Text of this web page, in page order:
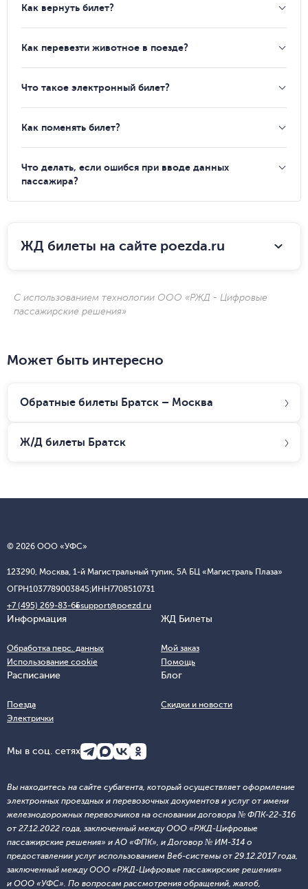
Как вернуть билет?
Как перевезти животное в поезде?
Что такое электронный билет?
Как поменять билет?
Что делать, если ошибся при вводе данных
пассажира?
ЖД билеты на сайте poezda.ru
С использованием технологии ООО «РЖД - Цифровые
пассажирские решения»
Может быть интересно
Обратные билеты Братск – Москва
Ж/Д билеты Братск
© 2026 ООО «УФС»
123290, Москва, 1-й Магистральный тупик, 5А БЦ «Магистраль Плаза»
ОГРН1037789003845;ИНН7708510731
+7 (495) 269-83-65support@poezd.ru
Информация
Обработка перс. данных
Использование cookie
ЖД Билеты
Мой заказ
Помощь
Расписание
Поезда
Электрички
Блог
Скидки и новости
Мы в соц. сетях
Вы находитесь на сайте субагента, который осуществляет оформление
электронных проездных и перевозочных документов и услуг от имени
железнодорожных перевозчиков на основании договора № ФПК-22-316
от 27.12.2022 года, заключенный между ООО «РЖД-Цифровые
пассажирские решения» и АО «ФПК», и Договор № ИМ-314 о
предоставлении услуг использованием Веб-системы от 29.12.2017 года,
заключенный между ООО «РЖД-Цифровые пассажирские решения»
и ООО «УФС». По вопросам рассмотрения обращений, жалоб,